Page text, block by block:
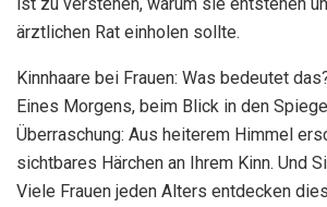
ärztlichen Rat einholen sollte.
Kinnhaare bei Frauen: Was bedeutet
Eines Morgens, beim Blick in den
Überraschung: Aus heiterem Himmel
sichtbares Härchen an Ihrem Kinn. Und
Viele Frauen jeden Alters entdecken